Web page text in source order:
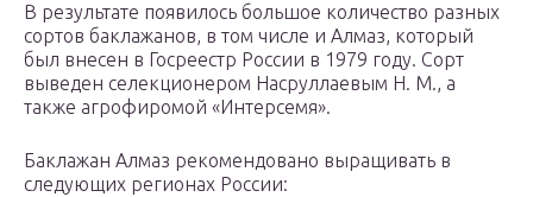
В результате появилось большое количество разных
сортов баклажанов, в том числе и Алмаз, который
был внесен в Госреестр России в 1979 году. Сорт
выведен селекционером Насруллаевым Н. М., а
также агрофиромой «Интерсемя».
Баклажан Алмаз рекомендовано выращивать в
следующих регионах России: